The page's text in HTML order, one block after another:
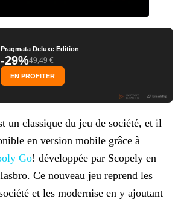
Pragmata Deluxe Edition
-29%49,49 €
EN PROFITER
un classique du jeu de société, et il
en version mobile grâce à
Go! développée par Scopely en
Ce nouveau jeu reprend les
et les modernise en y ajoutant